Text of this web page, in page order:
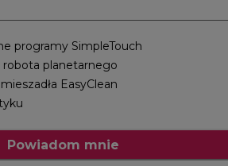
programy SimpleTouch
robota planetarnego
EasyClean
Powiadom mnie